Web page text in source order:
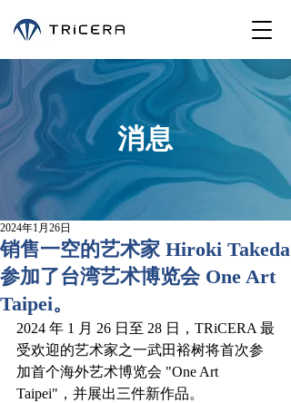
消息
销售一空的艺术家 Hiroki Takeda
参加了台湾艺术博览会 One Art
Taipei。
2024年1月26日
2024 年 1 月 26 日至 28 日，TRiCERA 最
受欢迎的艺术家之一武田裕树将首次参
加首个海外艺术博览会 "One Art
Taipei"，并展出三件新作品。